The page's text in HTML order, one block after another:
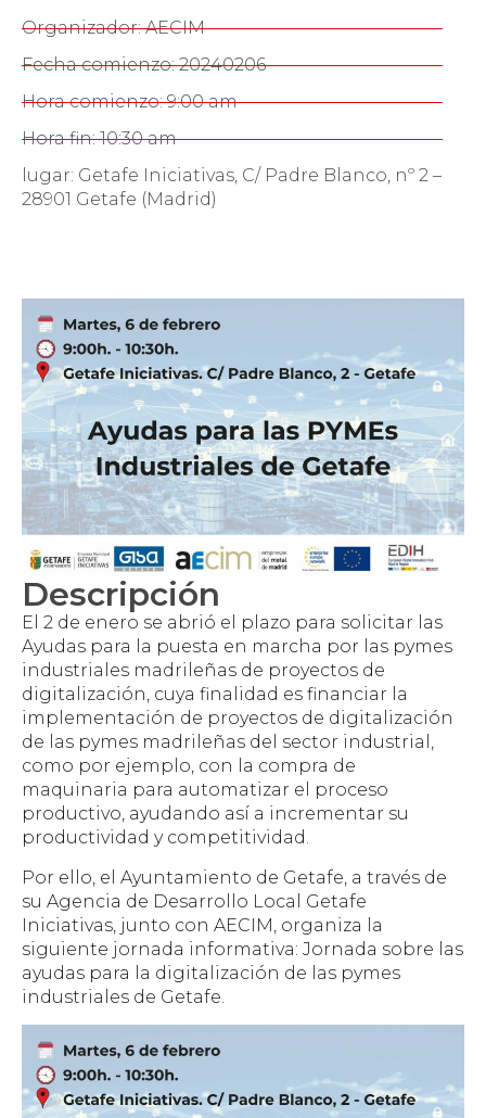
Organizador: AECIM
Fecha comienzo: 20240206
Hora comienzo: 9:00 am
Hora fin: 10:30 am
lugar: Getafe Iniciativas, C/ Padre Blanco, nº 2 –
28901 Getafe (Madrid)
Descripción
El 2 de enero se abrió el plazo para solicitar las
Ayudas para la puesta en marcha por las pymes
industriales madrileñas de proyectos de
digitalización, cuya finalidad es financiar la
implementación de proyectos de digitalización
de las pymes madrileñas del sector industrial,
como por ejemplo, con la compra de
maquinaria para automatizar el proceso
productivo, ayudando así a incrementar su
productividad y competitividad.
Por ello, el Ayuntamiento de Getafe, a través de
su Agencia de Desarrollo Local Getafe
Iniciativas, junto con AECIM, organiza la
siguiente jornada informativa: Jornada sobre las
ayudas para la digitalización de las pymes
industriales de Getafe.